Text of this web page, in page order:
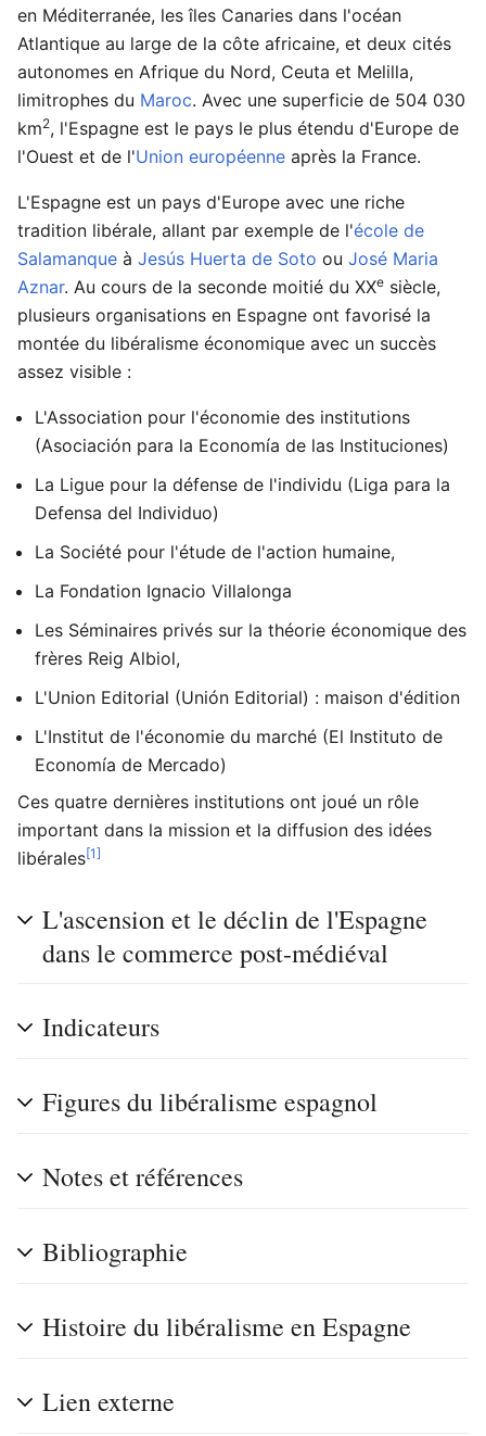
en Méditerranée, les îles Canaries dans l'océan
Atlantique au large de la côte africaine, et deux cités
autonomes en Afrique du Nord, Ceuta et Melilla,
limitrophes du Maroc. Avec une superficie de 504 030
km2, l'Espagne est le pays le plus étendu d'Europe de
l'Ouest et de l'Union européenne après la France.
L'Espagne est un pays d'Europe avec une riche
tradition libérale, allant par exemple de l'école de
Salamanque à Jesús Huerta de Soto ou José Maria
Aznar. Au cours de la seconde moitié du XXe siècle,
plusieurs organisations en Espagne ont favorisé la
montée du libéralisme économique avec un succès
assez visible :
L'Association pour l'économie des institutions
(Asociación para la Economía de las Instituciones)
La Ligue pour la défense de l'individu (Liga para la
Defensa del Individuo)
La Société pour l'étude de l'action humaine,
La Fondation Ignacio Villalonga
Les Séminaires privés sur la théorie économique des
frères Reig Albiol,
L'Union Editorial (Unión Editorial) : maison d'édition
L'Institut de l'économie du marché (El Instituto de
Economía de Mercado)
Ces quatre dernières institutions ont joué un rôle
important dans la mission et la diffusion des idées
libérales[1]
L'ascension et le déclin de l'Espagne
dans le commerce post-médiéval
Indicateurs
Figures du libéralisme espagnol
Notes et références
Bibliographie
Histoire du libéralisme en Espagne
Lien externe